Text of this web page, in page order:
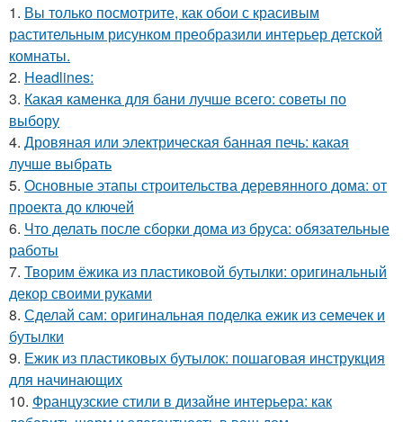
1. Вы только посмотрите, как обои с красивым
растительным рисунком преобразили интерьер детской
комнаты.
2. Headlines:
3. Какая каменка для бани лучше всего: советы по
выбору
4. Дровяная или электрическая банная печь: какая
лучше выбрать
5. Основные этапы строительства деревянного дома: от
проекта до ключей
6. Что делать после сборки дома из бруса: обязательные
работы
7. Творим ёжика из пластиковой бутылки: оригинальный
декор своими руками
8. Сделай сам: оригинальная поделка ежик из семечек и
бутылки
9. Ежик из пластиковых бутылок: пошаговая инструкция
для начинающих
10. Французские стили в дизайне интерьера: как